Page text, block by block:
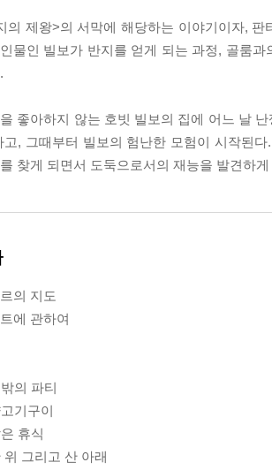
의 제왕>의 서막에 해당하는 이야기이자,
물인 빌보가 반지를 얻게 되는 과정, 골룸
좋아하지 않는 호빗 빌보의 집에 어느 날
고, 그때부터 빌보의 험난한 모험이 시작된
찾게 되면서 도둑으로서의 재능을 발견하
의 지도
에 관하여
의 파티
기구이
휴식
위 그리고 산 아래